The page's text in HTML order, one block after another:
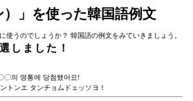
）」を使った韓国語例文
使うのでしょうか？ 韓国語の例文をみていきましょう。
しました！
〇의 영통에 당첨됐어요!
トンエ タンチョムドェッソヨ！